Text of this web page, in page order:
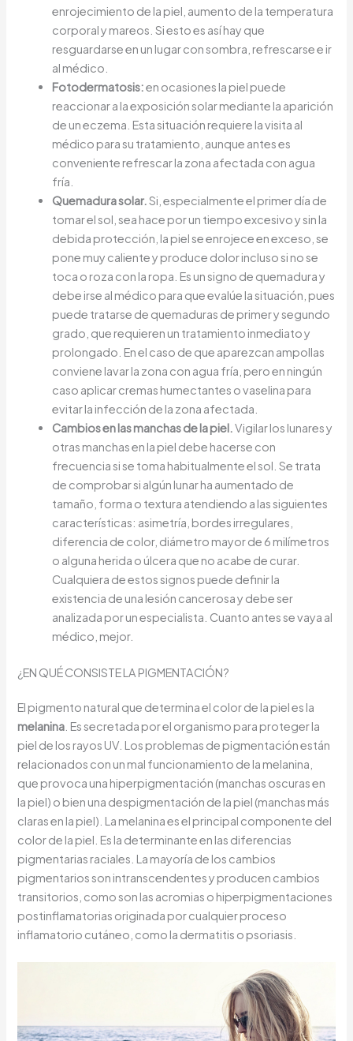
enrojecimiento de la piel, aumento de la temperatura
corporal y mareos. Si esto es así hay que
resguardarse en un lugar con sombra, refrescarse e ir
al médico.
Fotodermatosis:en ocasiones la piel puede
reaccionar a la exposición solar mediante la aparición
de un eczema. Esta situación requiere la visita al
médico para su tratamiento, aunque antes es
conveniente refrescar la zona afectada con agua
fría.
Quemadura solar.Si, especialmente el primer día de
tomar el sol, sea hace por un tiempo excesivo y sin la
debida protección, la piel se enrojece en exceso, se
pone muy caliente y produce dolor incluso si no se
toca o roza con la ropa. Es un signo de quemadura y
debe irse al médico para que evalúe la situación, pues
puede tratarse de quemaduras de primer y segundo
grado, que requieren un tratamiento inmediato y
prolongado. En el caso de que aparezcan ampollas
conviene lavar la zona con agua fría, pero en ningún
caso aplicar cremas humectantes o vaselina para
evitar la infección de la zona afectada.
Cambios en las manchas de la piel.Vigilar los lunares y
otras manchas en la piel debe hacerse con
frecuencia si se toma habitualmente el sol. Se trata
de comprobar si algún lunar ha aumentado de
tamaño, forma o textura atendiendo a las siguientes
características: asimetría, bordes irregulares,
diferencia de color, diámetro mayor de 6 milímetros
o alguna herida o úlcera que no acabe de curar.
Cualquiera de estos signos puede definir la
existencia de una lesión cancerosa y debe ser
analizada por un especialista. Cuanto antes se vaya al
médico, mejor.
¿EN QUÉ CONSISTE LA PIGMENTACIÓN?
El pigmento natural que determina el color de la piel es la
melanina . Es secretada por el organismo para proteger la
piel de los rayos UV. Los problemas de pigmentación están
relacionados con un mal funcionamiento de la melanina,
que provoca una hiperpigmentación (manchas oscuras en
la piel) o bien una despigmentación de la piel (manchas más
claras en la piel). La melanina es el principal componente del
color de la piel. Es la determinante en las diferencias
pigmentarias raciales. La mayoría de los cambios
pigmentarios son intranscendentes y producen cambios
transitorios, como son las acromias o hiperpigmentaciones
postinflamatorias originada por cualquier proceso
inflamatorio cutáneo, como la dermatitis o psoriasis.